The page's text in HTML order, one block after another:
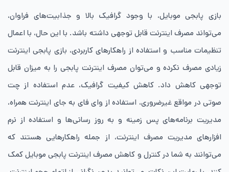
بازی پابجی موبایل، با وجود گرافیک بالا و جذابیت‌های فراوان،
می‌تواند مصرف اینترنت قابل توجهی داشته باشد. با این حال، با اعمال
تنظیمات مناسب و استفاده از راهکارهای کاربردی، بازی پابجی اینترنت
زیادی مصرف نکرده و می‌توان مصرف اینترنت پابجی را به میزان قابل
توجهی کاهش داد. کاهش کیفیت گرافیک، عدم استفاده از چت
صوتی در مواقع غیرضروری، استفاده از وای ‌فای به جای اینترنت همراه،
مدیریت برنامه‌های پس ‌زمینه و به‌ روز رسانی‌ها و استفاده از نرم
‌افزارهای مدیریت مصرف اینترنت، از جمله راهکارهایی هستند که
می‌توانند به شما در کنترل و کاهش مصرف اینترنت پابجی موبایل کمک